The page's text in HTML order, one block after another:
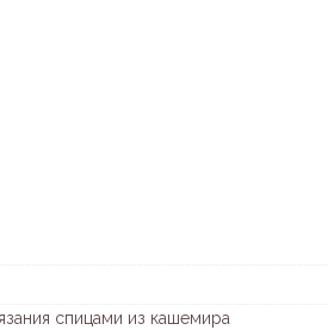
спицами из кашемира